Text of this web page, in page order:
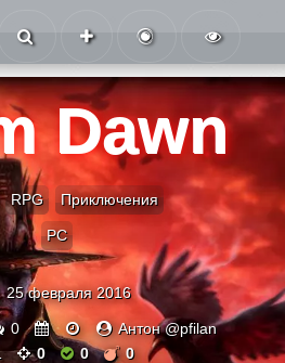
Dawn
RPG Приключения
PC
25 февраля 2016
0
Антон @pfilan
0 0 0